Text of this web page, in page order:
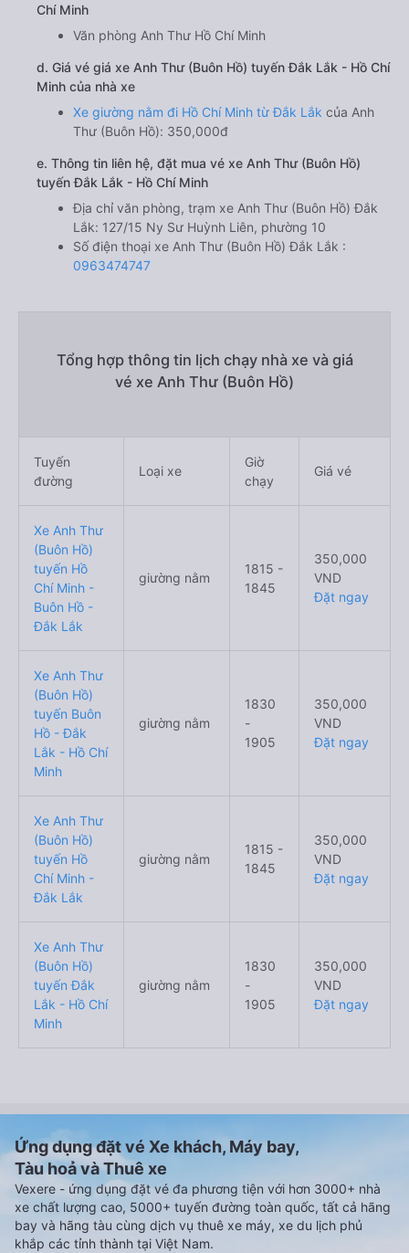
Chí Minh
Văn phòng Anh Thư Hồ Chí Minh
d. Giá vé giá xe Anh Thư (Buôn Hồ) tuyến Đắk Lắk - Hồ Chí
Minh của nhà xe
Xe giường nằm đi Hồ Chí Minh từ Đắk Lắk của Anh
Thư (Buôn Hồ): 350,000đ
e. Thông tin liên hệ, đặt mua vé xe Anh Thư (Buôn Hồ)
tuyến Đắk Lắk - Hồ Chí Minh
Địa chỉ văn phòng, trạm xe Anh Thư (Buôn Hồ) Đắk
Lắk: 127/15 Ny Sư Huỳnh Liên, phường 10
Số điện thoại xe Anh Thư (Buôn Hồ) Đắk Lắk :
0963474747
Tổng hợp thông tin lịch chạy nhà xe và giá
vé xe Anh Thư (Buôn Hồ)
Tuyến
đường
Loại xe
Giờ
chạy
Giá vé
Xe Anh Thư
(Buôn Hồ)
tuyến Hồ
Chí Minh -
Buôn Hồ -
Đắk Lắk
giường nằm
1815 -
1845
350,000
VND
Đặt ngay
Xe Anh Thư
(Buôn Hồ)
tuyến Buôn
Hồ - Đắk
Lắk - Hồ Chí
Minh
giường nằm
1830
-
1905
350,000
VND
Đặt ngay
Xe Anh Thư
(Buôn Hồ)
tuyến Hồ
Chí Minh -
Đắk Lắk
giường nằm
1815 -
1845
350,000
VND
Đặt ngay
Xe Anh Thư
(Buôn Hồ)
tuyến Đắk
Lắk - Hồ Chí
Minh
giường nằm
1830
-
1905
350,000
VND
Đặt ngay
Ứng dụng đặt vé Xe khách, Máy bay,
Tàu hoả và Thuê xe
Vexere - ứng dụng đặt vé đa phương tiện với hơn 3000+ nhà
xe chất lượng cao, 5000+ tuyến đường toàn quốc, tất cả hãng
bay và hãng tàu cùng dịch vụ thuê xe máy, xe du lịch phủ
khắp các tỉnh thành tại Việt Nam.